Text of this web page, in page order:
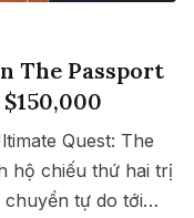
The Passport
Quest: The
hộ chiếu thứ hai trị
chuyển tự do tới
SaveCopy link